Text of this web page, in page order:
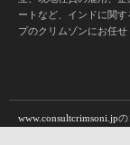
ートなど、インドに関
プのクリムゾンにお任せ
www.consultcrimsoni.jpの